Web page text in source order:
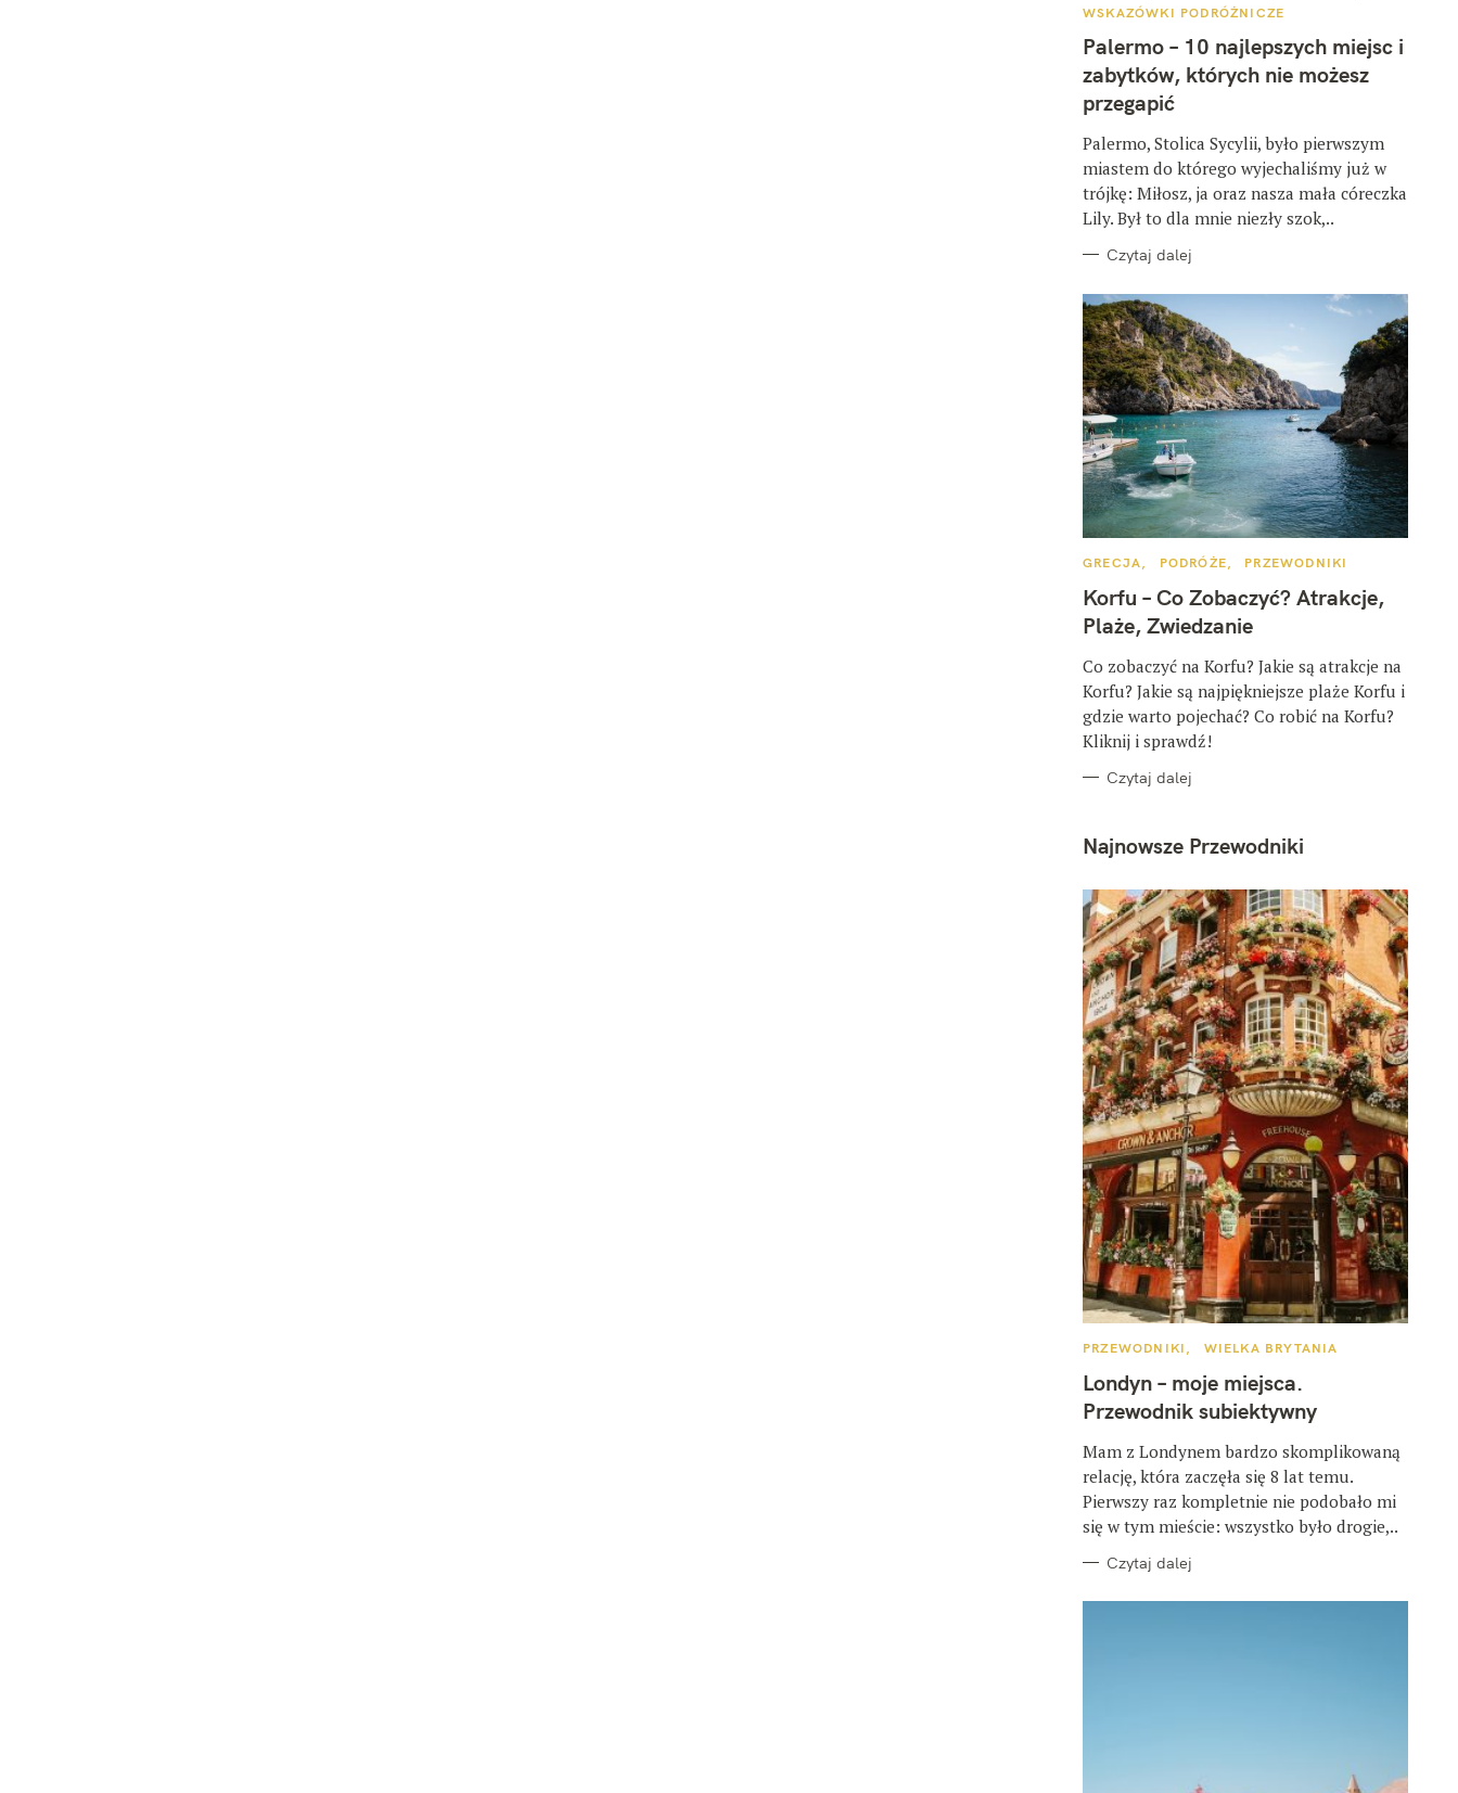
T
G
O
R
I
E
WSKAZÓWKI PODRÓŻNICZE
Palermo – 10 najlepszych miejsc i
zabytków, których nie możesz
przegapić
Palermo, Stolica Sycylii, było pierwszym
miastem do którego wyjechaliśmy już w
trójkę: Miłosz, ja oraz nasza mała córeczka
Lily. Był to dla mnie niezły szok,..
Czytaj dalej
K
T
E
G
O
I
E
GRECJA PODRÓŻE PRZEWODNIKI
Korfu – Co Zobaczyć? Atrakcje,
Plaże, Zwiedzanie
Co zobaczyć na Korfu? Jakie są atrakcje na
Korfu? Jakie są najpiękniejsze plaże Korfu i
gdzie warto pojechać? Co robić na Korfu?
Kliknij i sprawdź!
Czytaj dalej
Najnowsze Przewodniki
K
T
E
G
O
I
E
PRZEWODNIKI WIELKA BRYTANIA
Londyn – moje miejsca.
Przewodnik subiektywny
Mam z Londynem bardzo skomplikowaną
relację, która zaczęła się 8 lat temu.
Pierwszy raz kompletnie nie podobało mi
się w tym mieście: wszystko było drogie,..
Czytaj dalej